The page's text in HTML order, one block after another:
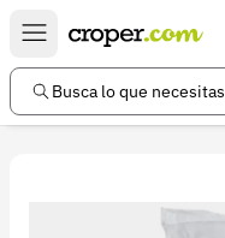
Busca lo que necesitas
Enlaces de interés
Preguntas frecuentes
Información legal